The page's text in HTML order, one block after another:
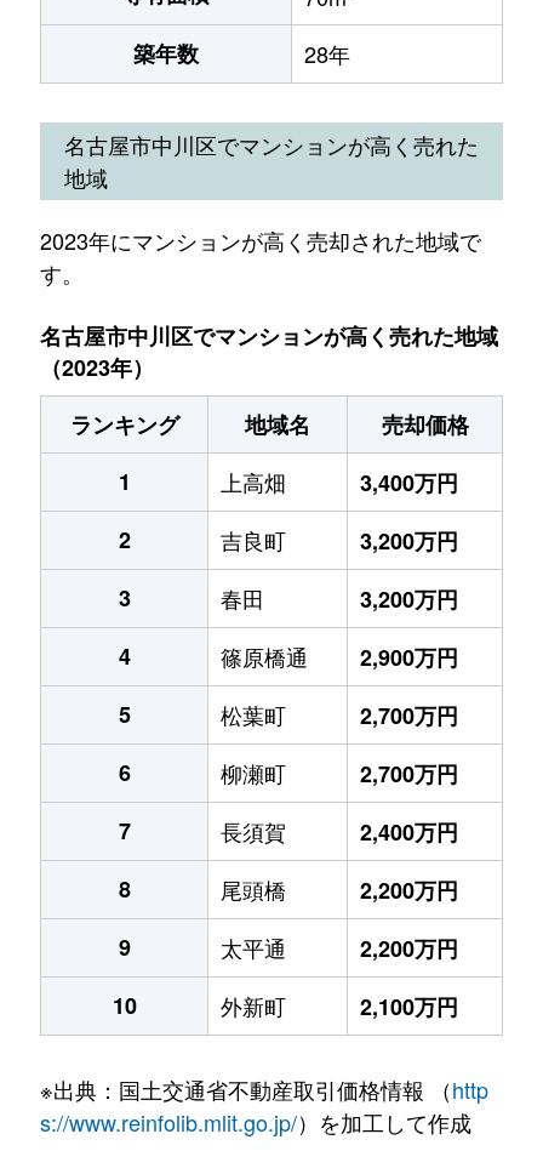
築年数 28年
名古屋市中川区でマンションが高く売れた
地域
2023年にマンションが高く売却された地域で
す。
名古屋市中川区でマンションが高く売れた地域
（2023年）
ランキング
地域名
売却価格
1
上高畑
3,400万円
2
吉良町
3,200万円
3
春田
3,200万円
4
篠原橋通
2,900万円
5
松葉町
2,700万円
6
柳瀬町
2,700万円
7
長須賀
2,400万円
8
尾頭橋
2,200万円
9
太平通
2,200万円
10
外新町 2,100万円
※出典：国土交通省不動産取引価格情報 （http
s://www.reinfolib.mlit.go.jp/）を加工して作成